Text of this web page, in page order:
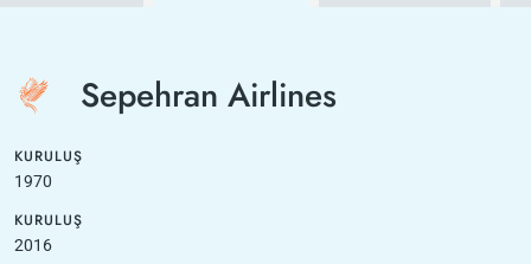
Sepehran Airlines
KURULUŞ
1970
KURULUŞ
2016